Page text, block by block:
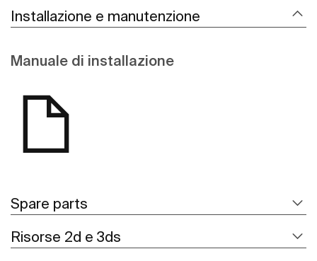
Installazione e manutenzione
Manuale di installazione
Spare parts
Risorse 2d e 3ds